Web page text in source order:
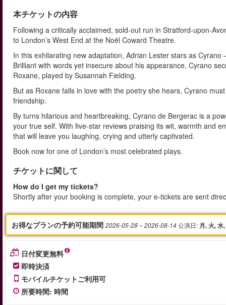
本チケットの内容
Following a critically acclaimed, sold-out run in Stratford-upon-
to London’s West End at the Noël Coward Theatre.
In this exhilarating new adaptation, Adrian Lester stars as
Brilliant with words yet insecure about his appearance, Cyrano
Roxane, played by Susannah Fielding.
But as Roxane falls in love with the poetry she hears, Cyrano
friendship.
By turns hilarious and heartbreaking, Cyrano de Bergerac is a
your true self. With five-star reviews praising its wit, warmth and
that will leave you laughing, crying and utterly captivated.
Book now for one of London’s most celebrated plays.
チケットに関して
How do I get my tickets?
Shortly after your booking is complete, your e-tickets are sent
お得なプランの予約可能期間 2026-05-28– 2026-08-14 公演日: 月, 火, 水
日付変更無料
即時決済
モバイルチケットご利用可
所要時間: 時間